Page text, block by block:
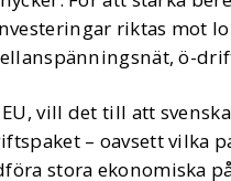
riktas mot
ö-
vill det till att
– oavsett vilka
stora ekonomiska